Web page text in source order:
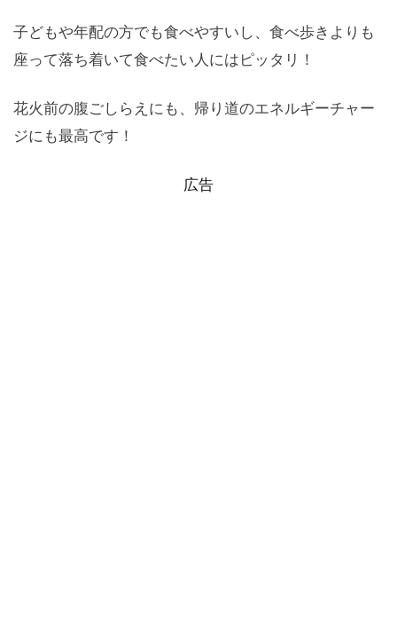
子どもや年配の方でも食べやすいし、食べ歩きよりも
座って落ち着いて食べたい人にはピッタリ！
花火前の腹ごしらえにも、帰り道のエネルギーチャー
ジにも最高です！
広告